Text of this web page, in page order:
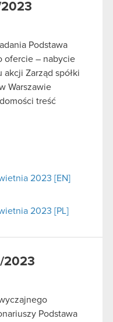
2023
Podstawa
ofercie – nabycie
Zarząd spółki
Warszawie
treść
2023 [EN]
2023 [PL]
2023
Podstawa